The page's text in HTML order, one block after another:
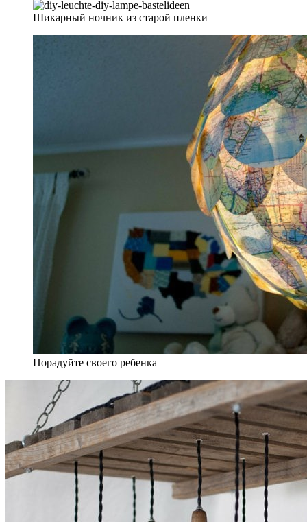
Шикарный ночник из старой пленки
Порадуйте своего ребенка